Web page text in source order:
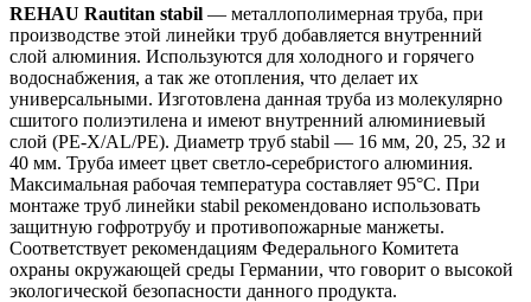
REHAU Rautitan stabil — металлополимерная труба, при
производстве этой линейки труб добавляется внутренний
слой алюминия. Используются для холодного и горячего
водоснабжения, а так же отопления, что делает их
универсальными. Изготовлена данная труба из молекулярно
сшитого полиэтилена и имеют внутренний алюминиевый
слой (PE-X/AL/PE). Диаметр труб stabil — 16 мм, 20, 25, 32 и
40 мм. Труба имеет цвет светло-серебристого алюминия.
Максимальная рабочая температура составляет 95°С. При
монтаже труб линейки stabil рекомендовано использовать
защитную гофротрубу и противопожарные манжеты.
Cоответствует рекомендациям Федерального Комитета
охраны окружающей среды Германии, что говорит о высокой
экологической безопасности данного продукта.